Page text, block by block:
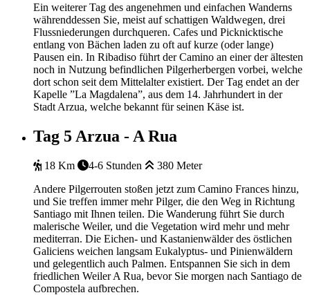
Ein weiterer Tag des angenehmen und einfachen Wanderns
währenddessen Sie, meist auf schattigen Waldwegen, drei
Flussniederungen durchqueren. Cafes und Picknicktische
entlang von Bächen laden zu oft auf kurze (oder lange)
Pausen ein. In Ribadiso führt der Camino an einer der ältesten
noch in Nutzung befindlichen Pilgerherbergen vorbei, welche
dort schon seit dem Mittelalter existiert. Der Tag endet an der
Kapelle ”La Magdalena”, aus dem 14. Jahrhundert in der
Stadt Arzua, welche bekannt für seinen Käse ist.
Tag 5 Arzua - A Rua
18 Km 4-6 Stunden
380 Meter
Andere Pilgerrouten stoßen jetzt zum Camino Frances hinzu,
und Sie treffen immer mehr Pilger, die den Weg in Richtung
Santiago mit Ihnen teilen. Die Wanderung führt Sie durch
malerische Weiler, und die Vegetation wird mehr und mehr
mediterran. Die Eichen- und Kastanienwälder des östlichen
Galiciens weichen langsam Eukalyptus- und Pinienwäldern
und gelegentlich auch Palmen. Entspannen Sie sich in dem
friedlichen Weiler A Rua, bevor Sie morgen nach Santiago de
Compostela aufbrechen.